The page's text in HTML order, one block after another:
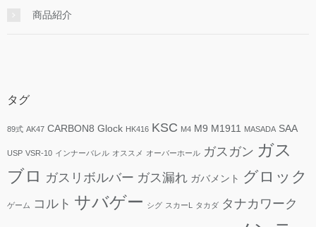
商品紹介
タグ
89式 AK47 CARBON8 Glock HK416 KSC M4 M9 M1911 MASADA SAA
USP VSR-10 インナーバレル オススメ オーバーホール ガスガン ガス
ブロ ガスリボルバー ガス漏れ ガバメント グロック
ゲーム コルト サバゲー シグ スカーL タカダ タナカワーク